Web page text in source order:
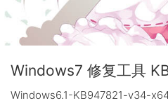
Windows7 修复工具
Windows6.1-KB947821-v34-